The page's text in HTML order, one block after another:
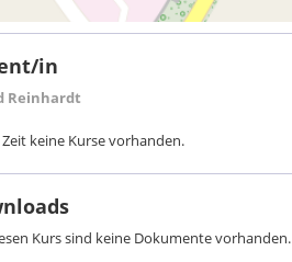
in
Reinhardt
keine Kurse vorhanden.
Kurs sind keine Dokumente vorhanden.